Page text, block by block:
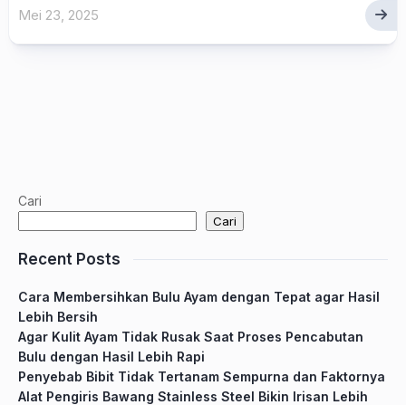
Mei 23, 2025
Cari
Cari
Recent Posts
Cara Membersihkan Bulu Ayam dengan Tepat agar Hasil
Lebih Bersih
Agar Kulit Ayam Tidak Rusak Saat Proses Pencabutan
Bulu dengan Hasil Lebih Rapi
Penyebab Bibit Tidak Tertanam Sempurna dan Faktornya
Alat Pengiris Bawang Stainless Steel Bikin Irisan Lebih